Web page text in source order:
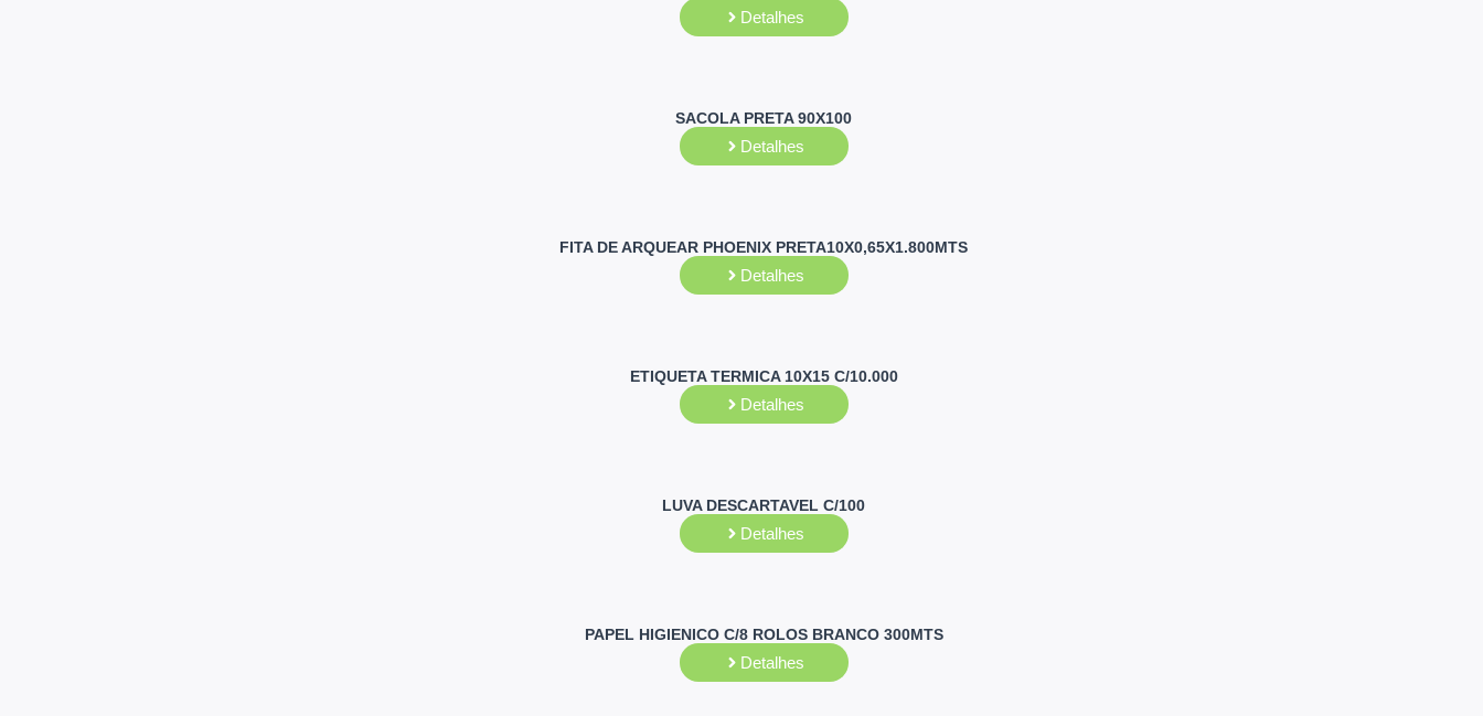
Detalhes
SACOLA PRETA 90X100
Detalhes
FITA DE ARQUEAR PHOENIX PRETA10X0,65X1.800MTS
Detalhes
ETIQUETA TERMICA 10X15 C/10.000
Detalhes
LUVA DESCARTAVEL C/100
Detalhes
PAPEL HIGIENICO C/8 ROLOS BRANCO 300MTS
Detalhes